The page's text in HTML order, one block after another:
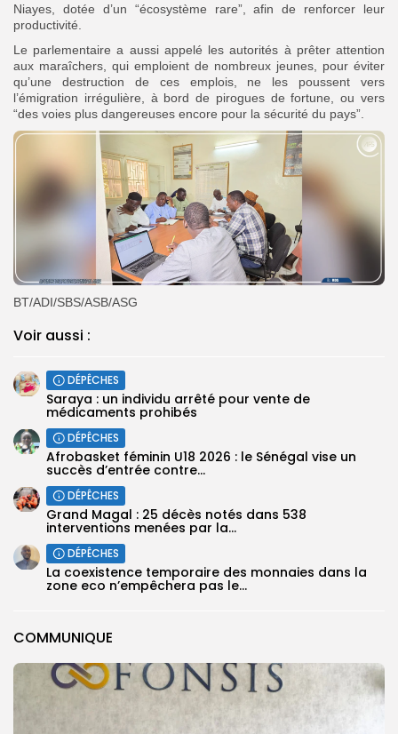
COMMUNIQUE
Niayes, dotée d’un “écosystème rare”, afin de renforcer leur
productivité.
Le parlementaire a aussi appelé les autorités à prêter attention
aux maraîchers, qui emploient de nombreux jeunes, pour éviter
qu’une destruction de ces emplois, ne les poussent vers
l’émigration irrégulière, à bord de pirogues de fortune, ou vers
“des voies plus dangereuses encore pour la sécurité du pays”.
BT/ADI/SBS/ASB/ASG
Voir aussi :
DÉPÊCHES
Saraya : un individu arrêté pour vente de
médicaments prohibés
DÉPÊCHES
Afrobasket féminin U18 2026 : le Sénégal vise un
succès d’entrée contre...
DÉPÊCHES
Grand Magal : 25 décès notés dans 538
interventions menées par la...
DÉPÊCHES
La coexistence temporaire des monnaies dans la
zone eco n’empêchera pas le...